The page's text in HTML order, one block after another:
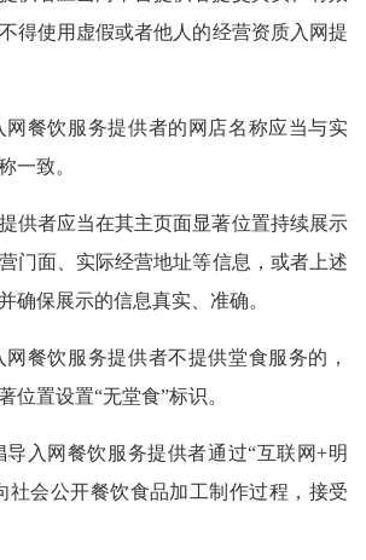
得使用虚假或者他人的经营资质入网提
网餐饮服务提供者的网店名称应当与实
一致。
供者应当在其主页面显著位置持续展示
门面、实际经营地址等信息，或者上述
确保展示的信息真实、准确。
餐饮服务提供者不提供堂食服务的，
位置设置“无堂食”标识。
入网餐饮服务提供者通过“互联网+明
社会公开餐饮食品加工制作过程，接受